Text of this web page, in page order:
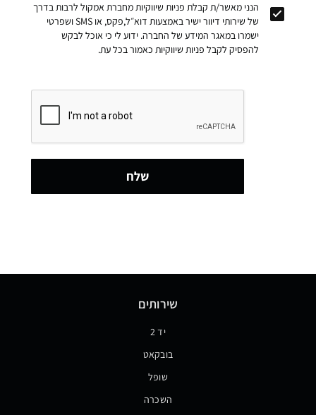
הנני מאשר/ת קבלת פניות שיווקיות מחברת אמקול לרבות בדרך
של שירותי דיוור ישיר באמצעות דוא״ל,פקס, או SMS ושפרטי
ישמרו במאגר המידע של החברה. ידוע לי כי אוכל לבקש
להפסיק לקבל פניות שיווקיות כאמור בכל עת.
שלח
שירותים
יד 2
בובקאט
שופל
השכרה